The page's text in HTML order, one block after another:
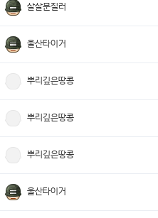
살살문질러
울산타이거
뿌리깊은땅콩
뿌리깊은땅콩
뿌리깊은땅콩
울산타이거